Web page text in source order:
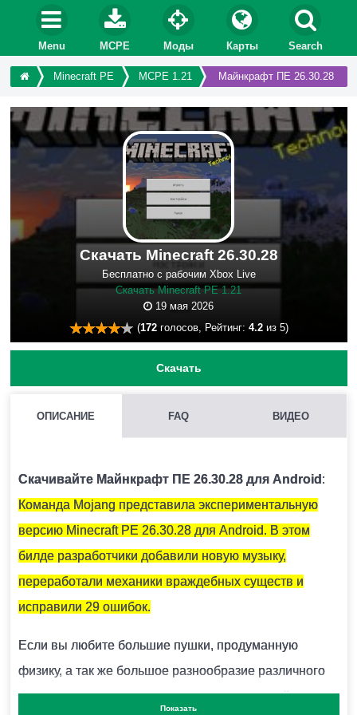
Menu MCPE Моды Карты Search
Minecraft PE MCPE 1.21 Майнкрафт ПЕ 26.30.28
Скачать Minecraft 26.30.28
Бесплатно с рабочим Xbox Live
Скачать Minecraft PE 1.21
19 мая 2026
(172голосов, Рейтинг: 4.2из 5)
Скачать
ОПИСАНИЕ FAQ ВИДЕО
Скачивайте Майнкрафт ПЕ 26.30.28 для Android :
Команда Mojang представила экспериментальную
версию Minecraft PE 26.30.28 для Android. В этом
билде разработчики добавили новую музыку,
переработали механики враждебных существ и
исправили 29 ошибок.
Если вы любите большие пушки, продуманную
физику, а так же большое разнообразие различного
огнестрельного оружия, скорее устанавливайте мод
Показать
тонированного стекла.
КАК СКРАФТИТЬ ПОДЗОРНУЮ ТРУБУ В МАЙНКРАФТ?
Вам понадобится 2 медных слитка и 1 осколок
аметиста.
КАК ПОКРАСИТЬ СВЕЧИ В MINECRAFT PE?
Для этого необходимо использовать 1 из 16